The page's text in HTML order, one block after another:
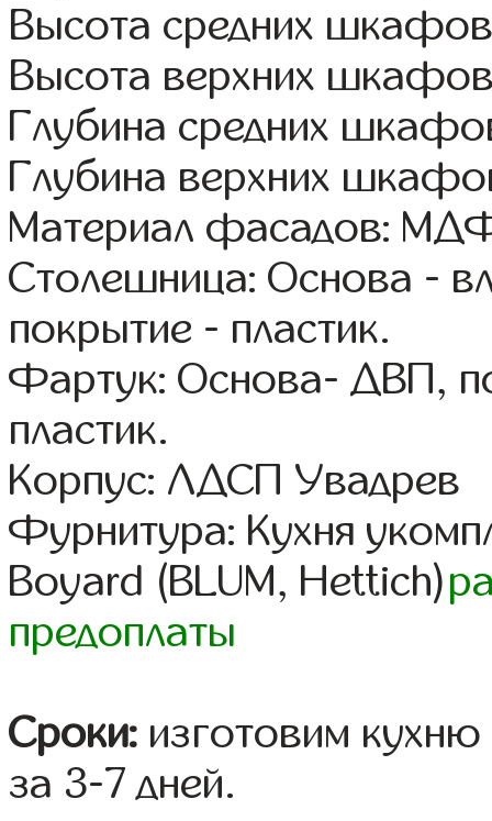
Высота средних
Высота верхних
Глубина средних
Глубина верхних
Материал фасадов:
Столешница: Основа -
покрытие - пластик.
Фартук: Основа- ДВП,
пластик.
Корпус: ЛДСП Увадрев
Фурнитура: Кухня
Boyard (BLUM, Hettich)
предоплаты
Сроки: изготовим
за 3-7 дней.